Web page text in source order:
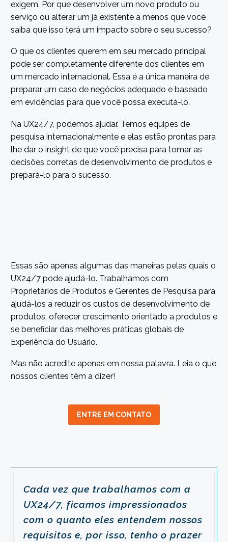
exigem. Por que desenvolver um novo produto ou
serviço ou alterar um já existente a menos que você
saiba que isso terá um impacto sobre o seu sucesso?
O que os clientes querem em seu mercado principal
pode ser completamente diferente dos clientes em
um mercado internacional. Essa é a única maneira de
preparar um caso de negócios adequado e baseado
em evidências para que você possa executá-lo.
Na UX24/7, podemos ajudar. Temos equipes de
pesquisa internacionalmente e elas estão prontas para
lhe dar o insight de que você precisa para tomar as
decisões corretas de desenvolvimento de produtos e
prepará-lo para o sucesso.
Essas são apenas algumas das maneiras pelas quais o
UX24/7 pode ajudá-lo. Trabalhamos com
Proprietários de Produtos e Gerentes de Pesquisa para
ajudá-los a reduzir os custos de desenvolvimento de
produtos, oferecer crescimento orientado a produtos e
se beneficiar das melhores práticas globais de
Experiência do Usuário.
Mas não acredite apenas em nossa palavra. Leia o que
nossos clientes têm a dizer!
ENTRE EM CONTATO
Cada vez que trabalhamos com a
UX24/7, ficamos impressionados
com o quanto eles entendem nossos
requisitos e, por isso, tenho o prazer